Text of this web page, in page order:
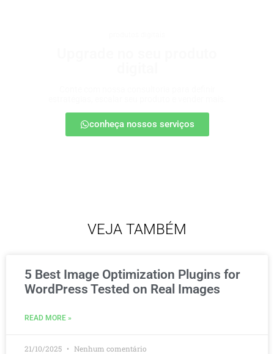
conheça nossos serviços
VEJA TAMBÉM
5 Best Image Optimization Plugins for
WordPress Tested on Real Images
READ MORE »
21/10/2025 Nenhum comentário